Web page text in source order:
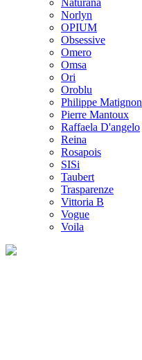
Naturana
Norlyn
OPIUM
Obsessive
Omero
Omsa
Ori
Oroblu
Philippe Matignon
Pierre Mantoux
Raffaela D'angelo
Reina
Rosapois
SISi
Taubert
Trasparenze
Vittoria B
Vogue
Voila